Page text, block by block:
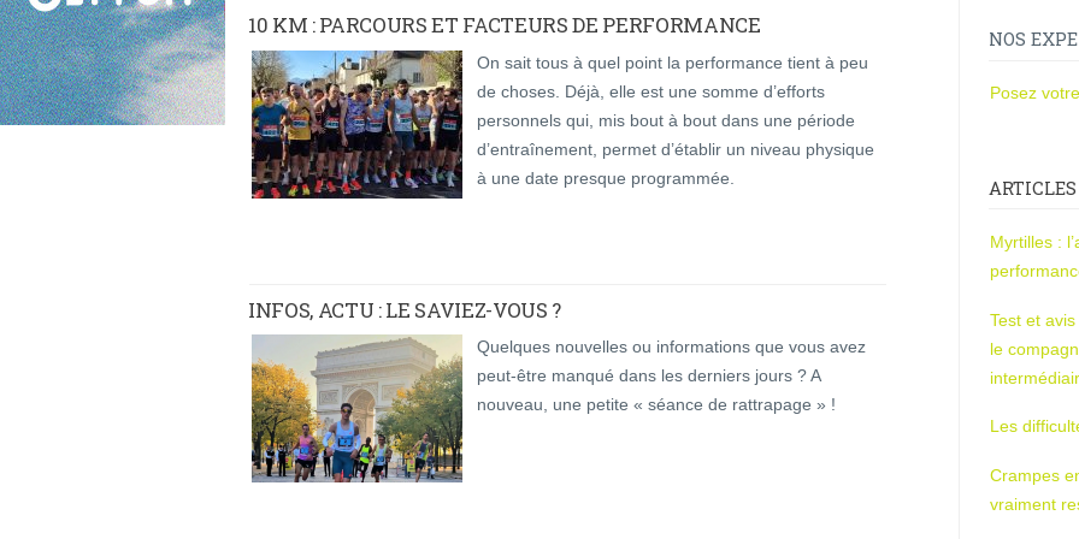
10 KM : PARCOURS ET FACTEURS DE PERFORMANCE
On sait tous à quel point la performance tient à peu
de choses. Déjà, elle est une somme d’efforts
personnels qui, mis bout à bout dans une période
d’entraînement, permet d’établir un niveau physique
à une date presque programmée.
INFOS, ACTU : LE SAVIEZ-VOUS ?
Quelques nouvelles ou informations que vous avez
peut-être manqué dans les derniers jours ? A
nouveau, une petite « séance de rattrapage » !
NOS
Posez
Myrtilles :
Test et
le
Les
Crampes
vraiment